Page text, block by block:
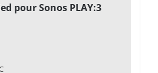
pour Sonos PLAY:3